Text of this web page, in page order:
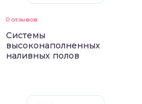
0 отзывов
Системы
высоконаполненных
наливных полов